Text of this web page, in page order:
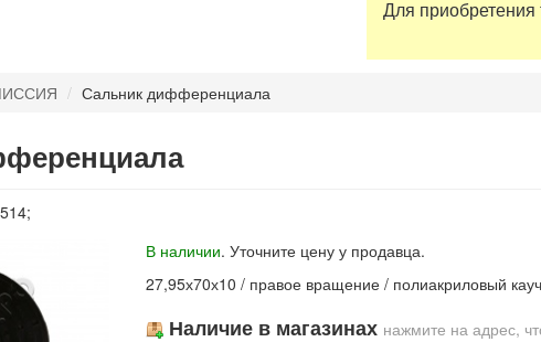
Для приобретения
/ Сальник дифференциала
В наличии. Уточните цену у продавца.
27,95х70х10 / правое вращение / полиакриловый
Наличие в магазинах нажмите на адрес,